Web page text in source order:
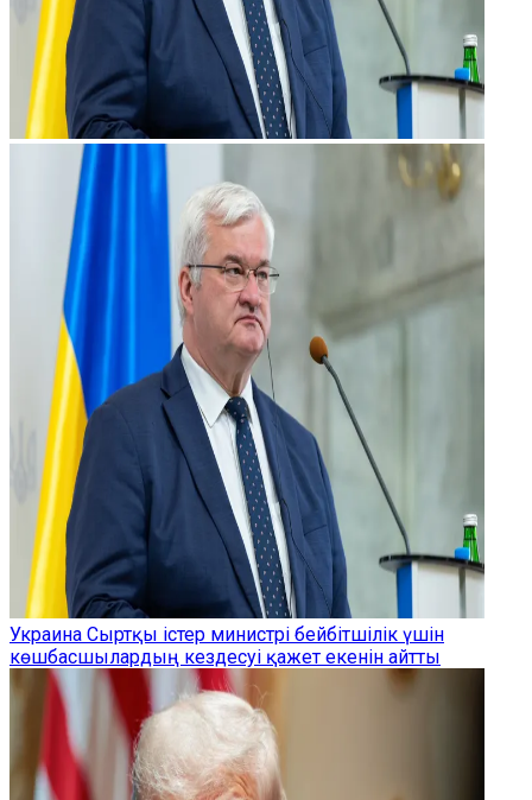
Украина Сыртқы істер министрі бейбітшілік үшін
көшбасшылардың кездесуі қажет екенін айтты